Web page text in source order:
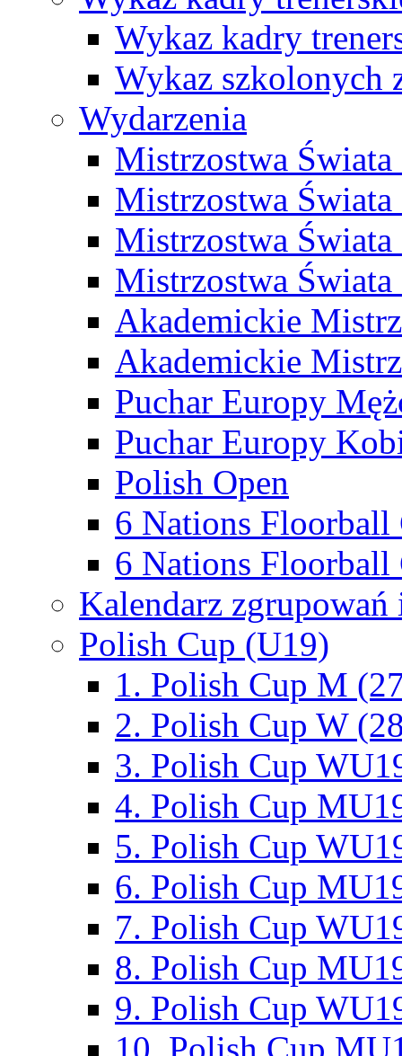
Wykaz kadry
Wykaz szkolonych
Wydarzenia
Mistrzostwa
Mistrzostwa
Mistrzostwa
Mistrzostwa
Akademickie
Akademickie
Puchar Europy
Puchar Europy
Polish Open
6 Nations Floorball
6 Nations Floorball
Kalendarz
Polish Cup (U19)
1. Polish Cup M
2. Polish Cup W
3. Polish Cup
4. Polish Cup
5. Polish Cup
6. Polish Cup
7. Polish Cup
8. Polish Cup
9. Polish Cup
10. Polish Cup